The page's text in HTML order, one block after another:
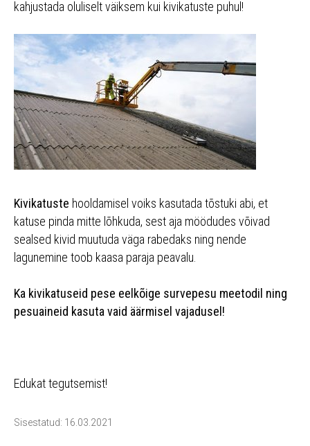
kahjustada oluliselt väiksem kui kivikatuste puhul!
Kivikatuste hooldamisel voiks kasutada tõstuki abi, et
katuse pinda mitte lõhkuda, sest aja möödudes võivad
sealsed kivid muutuda väga rabedaks ning nende
lagunemine toob kaasa paraja peavalu.
Ka kivikatuseid pese eelkõige survepesu meetodil ning
pesuaineid kasuta vaid äärmisel vajadusel!
Edukat tegutsemist!
Sisestatud: 16.03.2021